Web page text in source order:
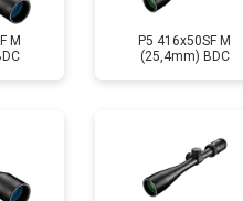
M
P5 416x50SF M
(25,4mm) BDC